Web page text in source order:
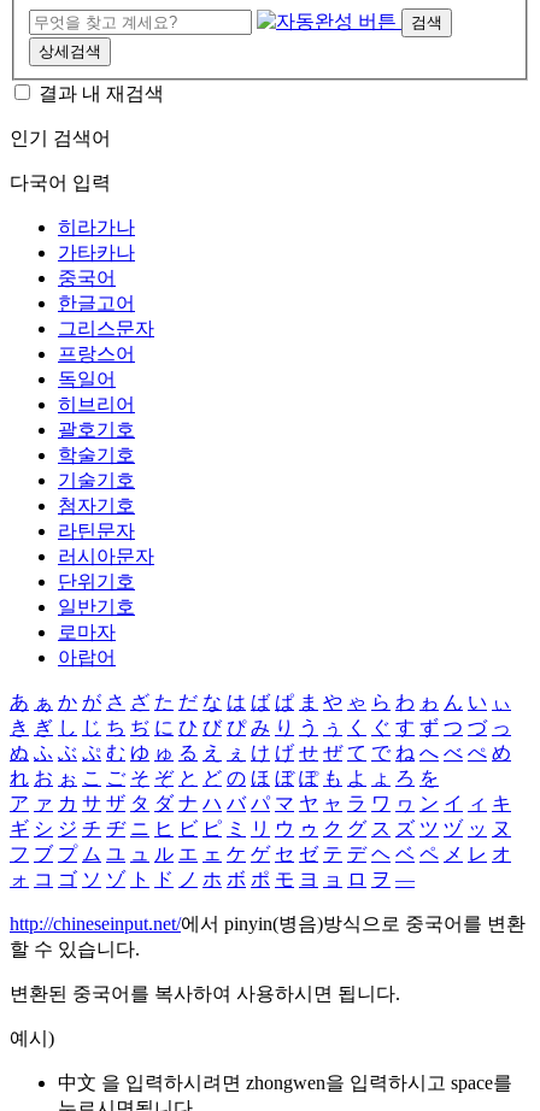
검색
상세검색
결과 내 재검색
인기 검색어
다국어 입력
히라가나
가타카나
중국어
한글고어
그리스문자
프랑스어
독일어
히브리어
괄호기호
학술기호
기술기호
첨자기호
라틴문자
러시아문자
단위기호
일반기호
로마자
아랍어
あ ぁ か が さ ざ た だ な は ば ぱ ま や ゃ ら わ ゎ ん い ぃ
き ぎ し じ ち ぢ に ひ び ぴ み り う ぅ く ぐ す ず つ づ っ
ぬ ふ ぶ ぷ む ゆ ゅ る え ぇ け げ せ ぜ て で ね へ べ ぺ め
れ お ぉ こ ご そ ぞ と ど の ほ ぼ ぽ も よ ょ ろ を
ア ァ カ サ ザ タ ダ ナ ハ バ パ マ ヤ ャ ラ ワ ヮ ン イ ィ キ
ギ シ ジ チ ヂ ニ ヒ ビ ピ ミ リ ウ ゥ ク グ ス ズ ツ ヅ ッ ヌ
フ ブ プ ム ユ ュ ル エ ェ ケ ゲ セ ゼ テ デ ヘ ベ ペ メ レ オ
ォ コ ゴ ソ ゾ ト ド ノ ホ ボ ポ モ ヨ ョ ロ ヲ ―
http://chineseinput.net/에서 pinyin(병음)방식으로 중국어를 변환
할 수 있습니다.
변환된 중국어를 복사하여 사용하시면 됩니다.
예시)
中文 을 입력하시려면 zhongwen을 입력하시고 space를